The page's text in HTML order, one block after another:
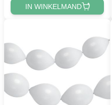
IN WINKELMAND